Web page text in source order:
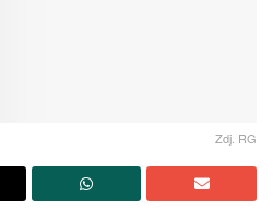
Zdj. RG